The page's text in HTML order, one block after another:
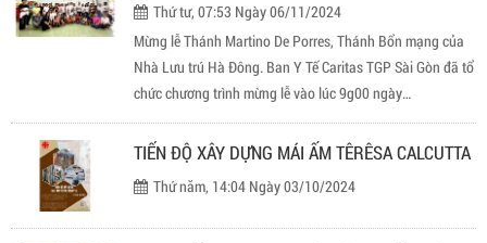
Thứ tư, 07:53 Ngày 06/11/2024
Mừng lễ Thánh Martino De Porres, Thánh Bổn mạng của
Nhà Lưu trú Hà Đông. Ban Y Tế Caritas TGP Sài Gòn đã tổ
chức chương trình mừng lễ vào lúc 9g00 ngày
04/11/2024 tại Nhà Lưu trú Hà Đông.
TIẾN ĐỘ XÂY DỰNG MÁI ẤM TÊRÊSA CALCUTTA
Thứ năm, 14:04 Ngày 03/10/2024